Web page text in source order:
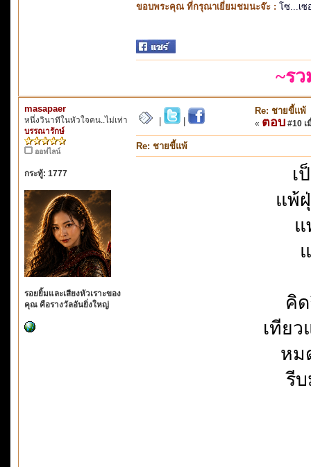
ขอบพระคุณ ที่กรุณาเยี่ยมชมนะจ๊ะ : โซ...เซ
~ร
masapaer
หนึ่งวินาทีในหัวใจคน..ไม่เท่า
บรรณารักษ์
ออฟไลน์
กระทู้: 1777
รอยยิ้มและเสียงหัวเราะของ
คุณ คือรางวัลอันยิ่งใหญ่
Re: ชายขี้แพ้
« ตอบ #10 เ
Re: ชายขี้แพ้
เ
แพ้
แ
คิ
เทีย
หม
รีบ